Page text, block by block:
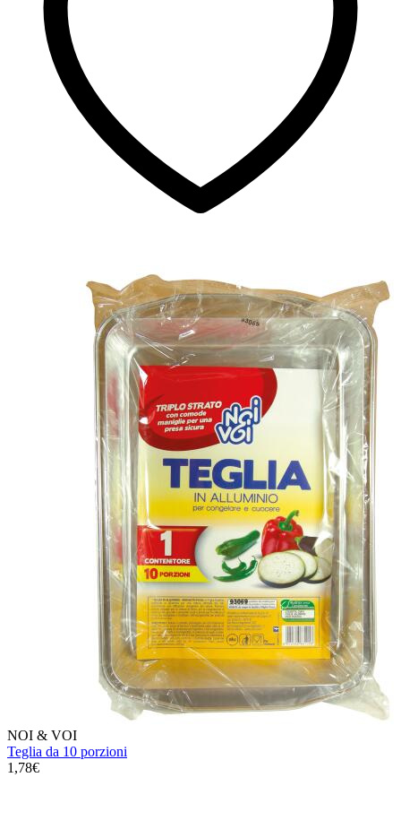
NOI & VOI
Teglia da 10 porzioni
1,78€